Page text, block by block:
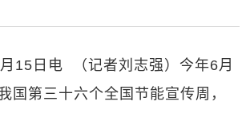
15日电 （记者刘志强）今年6月
国第三十六个全国节能宣传周，